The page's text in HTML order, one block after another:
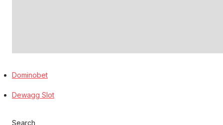
Dominobet
Dewagg Slot
Search